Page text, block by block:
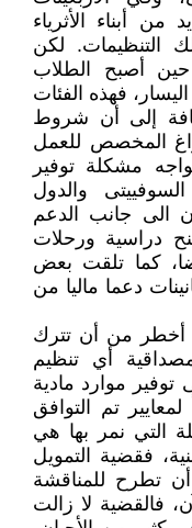
أبناء الأثرياء
التنظيمات. لكن
حين أصبح الطلاب
فهذه الفئات
إلى أن شروط
المخصص للعمل
مشكلة توفير
والدول
الى جانب الدعم
دراسية ورحلات
كما تلقت بعض
دعما ماليا من
أخطر من أن تترك
أي تنظيم
موارد مادية
تم التوافق
التي نمر بها هي
فقضية التمويل
تطرح للمناقشة
فالقضية لا زالت